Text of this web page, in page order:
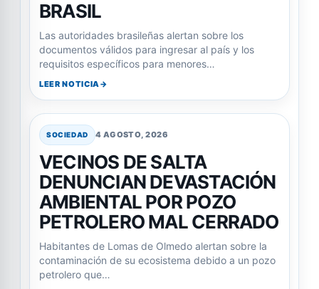
BRASIL
Las autoridades brasileñas alertan sobre los
documentos válidos para ingresar al país y los
requisitos específicos para menores…
LEER NOTICIA
SOCIEDAD 4 AGOSTO, 2026
VECINOS DE SALTA
DENUNCIAN DEVASTACIÓN
AMBIENTAL POR POZO
PETROLERO MAL CERRADO
Habitantes de Lomas de Olmedo alertan sobre la
contaminación de su ecosistema debido a un pozo
petrolero que…